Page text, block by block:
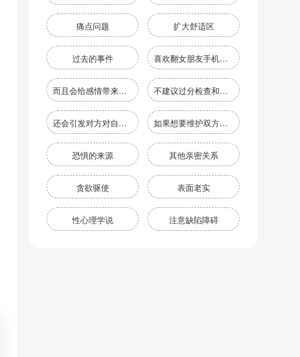
痛点问题 扩大舒适区
过去的事件 喜欢翻女朋友手机的男人的行为不仅是道德和隐私方面的错误
而且会给感情带来不良影响 不建议过分检查和翻浏览女朋友的手机。
还会引发对方对自己的不信任因此 如果想要维护双方之间的感情关系
恐惧的来源 其他亲密关系
贪欲驱使 表面老实
性心理学说 注意缺陷障碍